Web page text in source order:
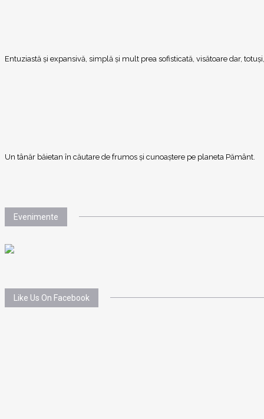
Entuziastă şi expansivă, simplă şi mult prea sofisticată, visătoare dar,
Un tânăr băietan în căutare de frumos și cunoaștere pe planeta Pământ.
Evenimente
Like Us On Facebook